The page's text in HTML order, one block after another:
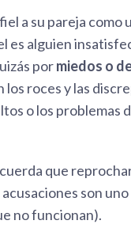
a su pareja como
es alguien
pormiedos o
los roces y las
o los problemas
que
son
no funcionan).